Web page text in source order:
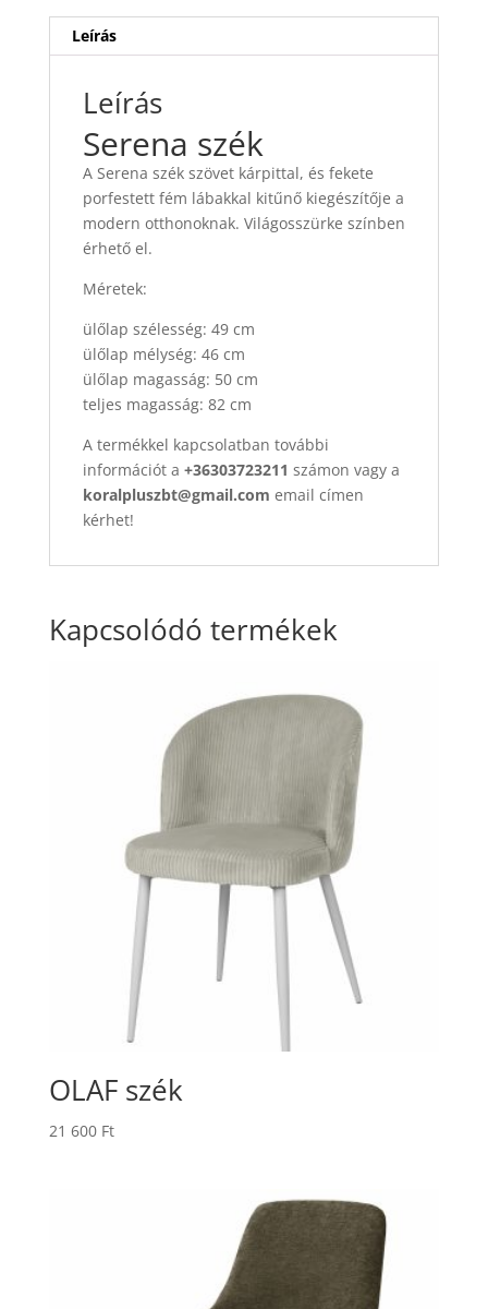
Leírás
Leírás
Serena szék
A Serena szék szövet kárpittal, és fekete
porfestett fém lábakkal kitűnő kiegészítője a
modern otthonoknak. Világosszürke színben
érhető el.
Méretek:
ülőlap szélesség: 49 cm
ülőlap mélység: 46 cm
ülőlap magasság: 50 cm
teljes magasság: 82 cm
A termékkel kapcsolatban további
információt a +36303723211 számon vagy a
koralpluszbt@gmail.com email címen
kérhet!
Kapcsolódó termékek
OLAF szék
21 600 Ft